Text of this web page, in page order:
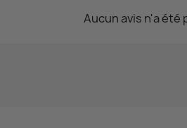
Aucun avis n'a été